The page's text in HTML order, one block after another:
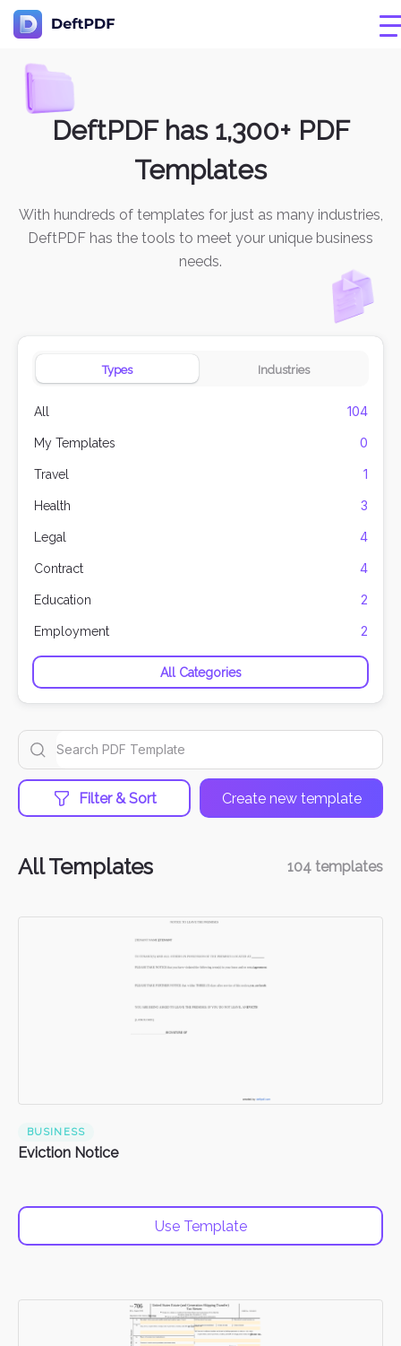
DeftPDF has 1,300+ PDF
Templates
With hundreds of templates for just as many industries,
DeftPDF has the tools to meet your unique business
needs.
Types Industries
All 104
My Templates 0
Travel 1
Health 3
Legal 4
Contract 4
Education 2
Employment 2
All Categories
Filter & Sort Create new template
All Templates 104 templates
BUSINESS
Eviction Notice
Use Template